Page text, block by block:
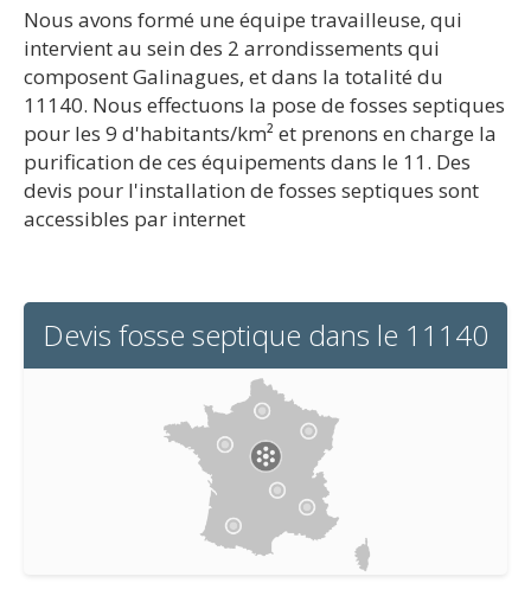
Nous avons formé une équipe travailleuse, qui
intervient au sein des 2 arrondissements qui
composent Galinagues, et dans la totalité du
11140. Nous effectuons la pose de fosses septiques
pour les 9 d'habitants/km² et prenons en charge la
purification de ces équipements dans le 11. Des
devis pour l'installation de fosses septiques sont
accessibles par internet
Devis fosse septique dans le 11140